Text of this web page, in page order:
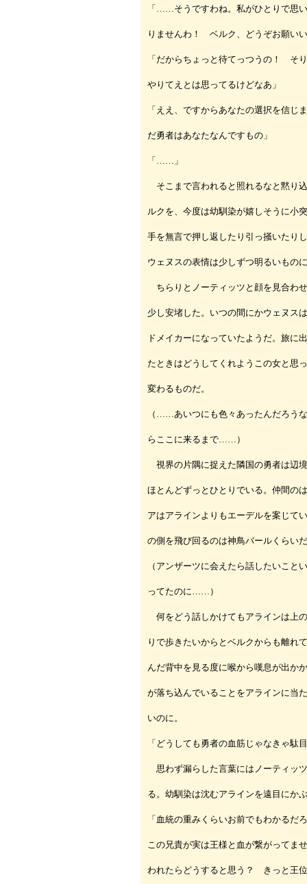
「……そうですわね。私がひとりで思
りませんわ！ ベルク、どうぞお願い
「だからちょっと待てっつうの！ そ
やりてえとは思ってるけどなあ」
「ええ、ですからあなたの選択を信じ
だ勇者はあなたなんですもの」
「……」
そこまで言われると照れるなと黙り
ルクを、今度は幼馴染が嬉しそうに小
手を無言で押し返したり引っ掻いたり
ウェヌスの表情は少しずつ明るいもの
ちらりとノーティッツと顔を見合わ
少し安堵した。いつの間にかウェヌス
ドメイカーになっていたようだ。旅に
たときはどうしてくれようこの女と思
変わるものだ。
（……あいつにも色々あったんだろう
らここに来るまで……）
視界の片隅に捉えた隣国の勇者は辺
ほとんどずっとひとりでいる。仲間の
アはアラインよりもエーデルを案じて
の側を飛び回るのは神鳥バールくらい
（アンザーツに会えたら話したいこと
ってたのに……）
何をどう話しかけてもアラインは上
りで歩きたいからとベルクからも離れ
んだ背中を見る度に喉から嘆息が出か
が落ち込んでいることをアラインに当
いのに。
「どうしても勇者の血筋じゃなきゃ駄
思わず漏らした言葉にはノーティッ
る。幼馴染は沈むアラインを遠目にか
「血統の重みくらいお前でもわかるだ
この兄貴が実は王様と血が繋がってま
われたらどうすると思う？ きっと王